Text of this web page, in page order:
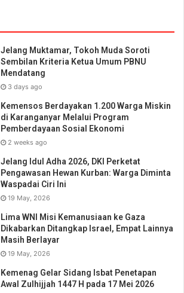
Jelang Muktamar, Tokoh Muda Soroti
Sembilan Kriteria Ketua Umum PBNU
Mendatang
3 days ago
Kemensos Berdayakan 1.200 Warga Miskin
di Karanganyar Melalui Program
Pemberdayaan Sosial Ekonomi
2 weeks ago
Jelang Idul Adha 2026, DKI Perketat
Pengawasan Hewan Kurban: Warga Diminta
Waspadai Ciri Ini
19 May, 2026
Lima WNI Misi Kemanusiaan ke Gaza
Dikabarkan Ditangkap Israel, Empat Lainnya
Masih Berlayar
19 May, 2026
Kemenag Gelar Sidang Isbat Penetapan
Awal Zulhijjah 1447 H pada 17 Mei 2026